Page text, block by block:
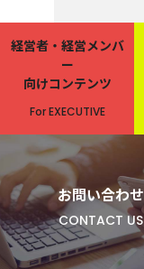
経営者・経営メンバ
ー
向けコンテンツ
For EXECUTIVE
お問い合わせ
CONTACT US